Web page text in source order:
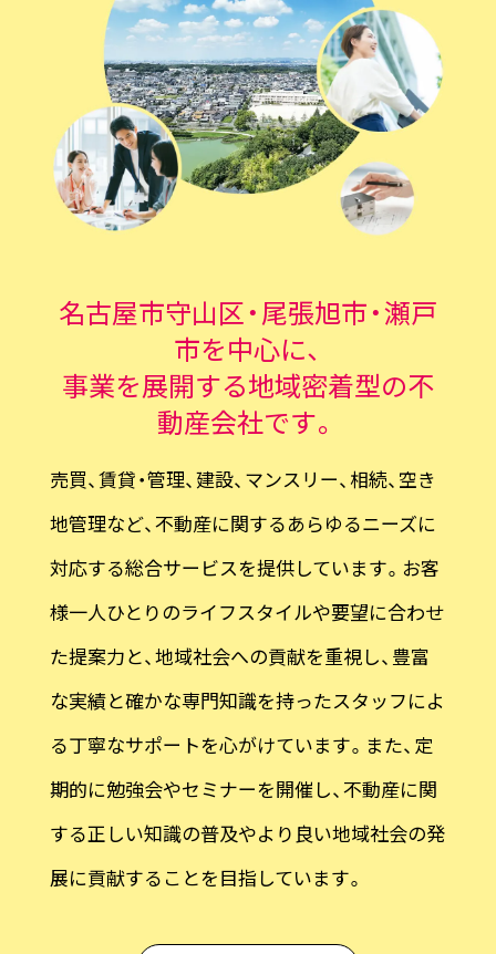
名古屋市守山区・尾張旭市・瀬戸
市を中心に、
事業を展開する地域密着型の不
動産会社です。
売買、賃貸・管理、建設、マンスリー、相続、空き
地管理など、不動産に関するあらゆるニーズに
対応する総合サービスを提供しています。お客
様一人ひとりのライフスタイルや要望に合わせ
た提案力と、地域社会への貢献を重視し、豊富
な実績と確かな専門知識を持ったスタッフによ
る丁寧なサポートを心がけています。また、定
期的に勉強会やセミナーを開催し、不動産に関
する正しい知識の普及やより良い地域社会の発
展に貢献することを目指しています。